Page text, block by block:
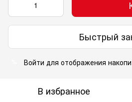
Быстрый
Войти для отображения
В избранное